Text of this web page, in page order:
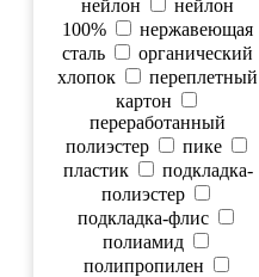
нейлон
нейлон
100%
нержавеющая
сталь
органический
хлопок
переплетный
картон
переработанный
полиэстер
пике
пластик
подкладка-
полиэстер
подкладка-флис
полиамид
полипропилен